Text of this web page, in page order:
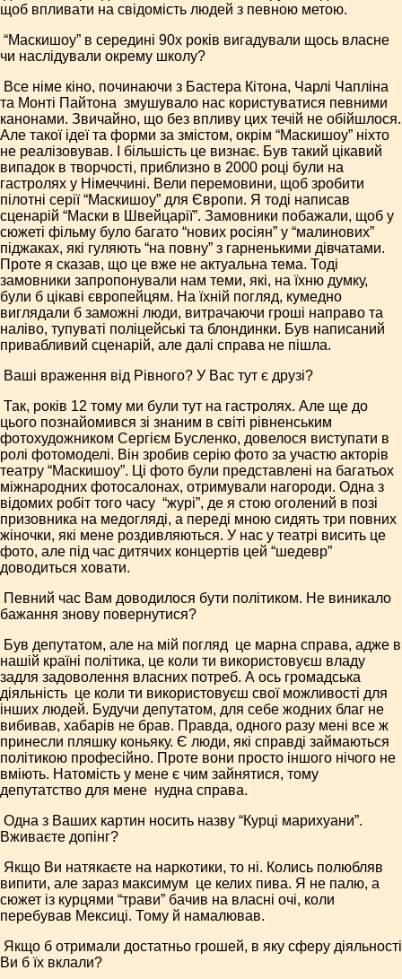
щоб впливати на свідомість людей з певною метою.
­ “Маски­шоу” в середині 90­х років вигадували щось власне
чи наслідували окрему школу?
­ Все німе кіно, починаючи з Бастера Кітона, Чарлі Чапліна
та Монті Пайтона ­ змушувало нас користуватися певними
канонами. Звичайно, що без впливу цих течій не обійшлося.
Але такої ідеї та форми за змістом, окрім “Маски­шоу” ніхто
не реалізовував. І більшість це визнає. Був такий цікавий
випадок в творчості, приблизно в 2000 році були на
гастролях у Німеччині. Вели перемовини, щоб зробити
пілотні серії “Маски­шоу” для Європи. Я тоді написав
сценарій “Маски в Швейцарії”. Замовники побажали, щоб у
сюжеті фільму було багато “нових росіян” у “малинових”
піджаках, які гуляють “на повну” з гарненькими дівчатами.
Проте я сказав, що це вже не актуальна тема. Тоді
замовники запропонували нам теми, які, на їхню думку,
були б цікаві європейцям. На їхній погляд, кумедно
виглядали б заможні люди, витрачаючи гроші направо та
наліво, тупуваті поліцейські та блондинки. Був написаний
привабливий сценарій, але далі справа не пішла.
­ Ваші враження від Рівного? У Вас тут є друзі?
­ Так, років 12 тому ми були тут на гастролях. Але ще до
цього познайомився зі знаним в світі рівненським
фотохудожником Сергієм Бусленко, довелося вис­тупати в
ролі фотомоделі. Він зробив серію фото за участю акторів
театру “Маски­шоу”. Ці фото були представлені на багатьох
міжнародних фотосалонах, отримували нагороди. Одна з
відомих робіт того часу ­ “журі”, де я стою оголений в позі
призовника на медогляді, а переді мною сидять три повних
жіночки, які мене роздивляються. У нас у театрі висить це
фото, але під час дитячих концертів цей “шедевр”
доводиться ховати.
­ Певний час Вам доводилося бути політиком. Не виникало
бажання знову повернутися?
­ Був депутатом, але на мій погляд ­ це марна справа, адже в
нашій країні політика, це коли ти використовуєш владу
задля задоволення власних потреб. А ось громадська
діяльність ­ це коли ти використовуєш свої можливості для
інших людей. Будучи депутатом, для себе жодних благ не
вибивав, хабарів не брав. Правда, одного разу мені все ж
принесли пляшку коньяку. Є люди, які справді займаються
політикою професійно. Проте вони просто іншого нічого не
вміють. Натомість у мене є чим зайнятися, тому
депутатство для мене ­ нудна справа.
­ Одна з Ваших картин носить назву “Курці марихуани”.
Вживаєте допінг?
­ Якщо Ви натякаєте на наркотики, то ні. Колись полюбляв
випити, але зараз максимум ­ це келих пива. Я не палю, а
сюжет із курцями “трави” бачив на власні очі, коли
перебував Мексиці. Тому й намалював.
­ Якщо б отримали достатньо грошей, в яку сферу діяльності
Ви б їх вклали?